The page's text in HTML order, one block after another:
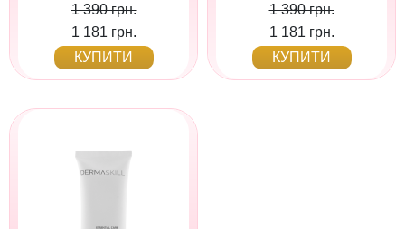
1 390 грн.
1 181 грн.
КУПИТИ
1 390 грн.
1 181 грн.
КУПИТИ